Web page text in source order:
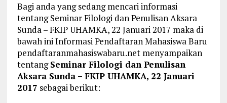
Bagi anda yang sedang mencari informasi
tentang Seminar Filologi dan Penulisan Aksara
Sunda – FKIP UHAMKA, 22 Januari 2017 maka di
bawah ini Informasi Pendaftaran Mahasiswa Baru
pendaftaranmahasiswabaru.net menyampaikan
tentangSeminar Filologi dan Penulisan
Aksara Sunda – FKIP UHAMKA, 22 Januari
2017 sebagai berikut: